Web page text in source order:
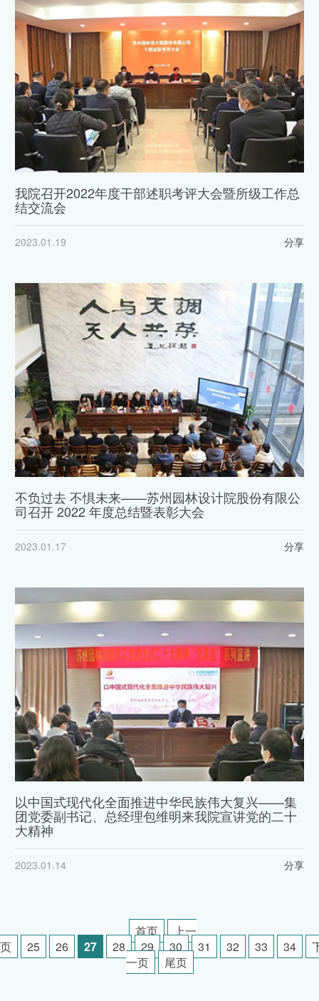
我院召开2022年度干部述职考评大会暨所级工作总
结交流会
2023.01.19 分享
不负过去 不惧未来——苏州园林设计院股份有限公
司召开 2022 年度总结暨表彰大会
2023.01.17 分享
以中国式现代化全面推进中华民族伟大复兴——集
团党委副书记、总经理包维明来我院宣讲党的二十
大精神
2023.01.14 分享
首页
上一
页
25 26 27 28 29 30 31 32 33 34
一页
尾页